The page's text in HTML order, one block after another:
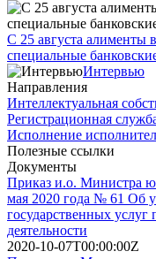
С 25 августа алименты
специальные
Интервью
Направления
Интеллектуальная
Регистрационная
Исполнение
Полезные ссылки
Документы
Приказ и.о. Министра
мая 2020 года № 61 Об
государственных услуг
деятельности
2020-10-07T00:00:00Z